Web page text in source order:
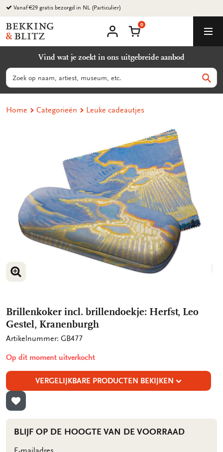
Ga
naar
content
Vanaf €29 gratis bezorgd in NL (Particulier)
Bekking
&
B.V.
account
Winkelmand
0
Vind wat je zoekt in ons uitgebreide aanbod
Zoeken
Home Categorieën Leuke cadeautjes
VERGROOT AFBEELDING
Brillenkoker incl. brillendoekje: Herfst, Leo
Gestel, Kranenburgh
Artikelnummer: GB477
Op dit moment uitverkocht
VERGELIJKBARE PRODUCTEN BEKIJKEN
TOEVOEGEN AAN VERLANGLIJST
BLIJF OP DE HOOGTE VAN DE VOORRAAD